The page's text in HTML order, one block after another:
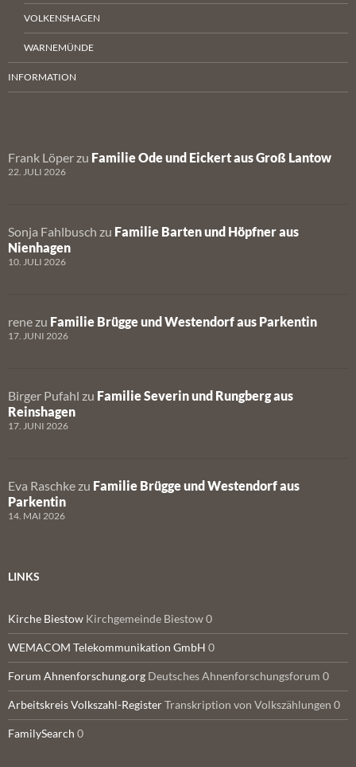
VOLKENSHAGEN
WARNEMÜNDE
INFORMATION
Frank Löper zu Familie Ode und Eickert aus Groß Lantow
22. JULI 2026
Sonja Fahlbusch zu Familie Barten und Höpfner aus
Nienhagen
10. JULI 2026
rene zu Familie Brügge und Westendorf aus Parkentin
17. JUNI 2026
Birger Pufahl zu Familie Severin und Rungberg aus
Reinshagen
17. JUNI 2026
Eva Raschke zu Familie Brügge und Westendorf aus
Parkentin
14. MAI 2026
LINKS
Kirche Biestow Kirchgemeinde Biestow 0
WEMACOM Telekommunikation GmbH 0
Forum Ahnenforschung.org Deutsches Ahnenforschungsforum 0
Arbeitskreis Volkszahl-RegisterTranskription von Volkszählungen 0
FamilySearch 0